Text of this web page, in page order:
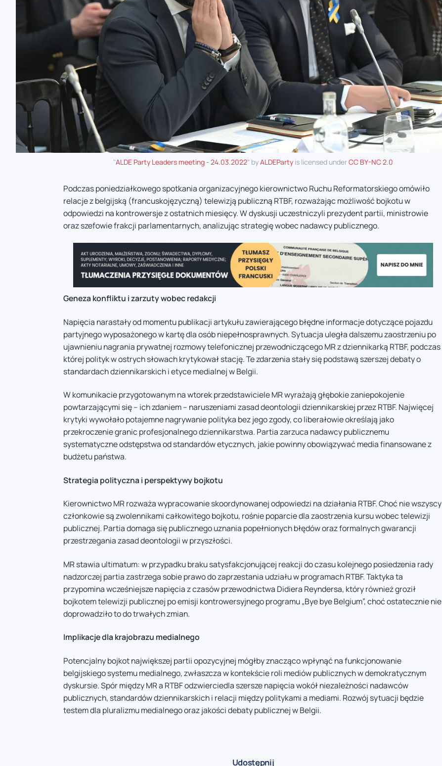
"ALDE Party Leaders meeting - 24.03.2022" byALDEParty is licensed underCC BY-NC 2.0
Podczas poniedziałkowego spotkania organizacyjnego kierownictwo Ruchu Reformatorskiego omówiło
relacje z belgijską (francuskojęzyczną) telewizją publiczną RTBF, rozważając możliwość bojkotu w
odpowiedzi na kontrowersje z ostatnich miesięcy. W dyskusji uczestniczyli prezydent partii, ministrowie
oraz szefowie frakcji parlamentarnych, analizując strategię wobec nadawcy publicznego.
Geneza konfliktu i zarzuty wobec redakcji
Napięcia narastały od momentu publikacji artykułu zawierającego błędne informacje dotyczące pojazdu
partyjnego wyposażonego w kartę dla osób niepełnosprawnych. Sytuacja uległa dalszemu zaostrzeniu po
ujawnieniu nagrania prywatnej rozmowy telefonicznej przewodniczącego MR z dziennikarką RTBF, podczas
której polityk w ostrych słowach krytykował stację. Te zdarzenia stały się podstawą szerszej debaty o
standardach dziennikarskich i etyce medialnej w Belgii.
W komunikacie przygotowanym na wtorek przedstawiciele MR wyrażają głębokie zaniepokojenie
powtarzającymi się – ich zdaniem – naruszeniami zasad deontologii dziennikarskiej przez RTBF. Najwięcej
krytyki wywołało potajemne nagrywanie polityka bez jego zgody, co liberałowie określają jako
przekroczenie granic profesjonalnego dziennikarstwa. Partia zarzuca nadawcy publicznemu
systematyczne odstępstwa od standardów etycznych, jakie powinny obowiązywać media finansowane z
budżetu państwa.
Strategia polityczna i perspektywy bojkotu
Kierownictwo MR rozważa wypracowanie skoordynowanej odpowiedzi na działania RTBF. Choć nie wszyscy
członkowie są zwolennikami całkowitego bojkotu, rośnie poparcie dla zaostrzenia kursu wobec telewizji
publicznej. Partia domaga się publicznego uznania popełnionych błędów oraz formalnych gwarancji
przestrzegania zasad deontologii w przyszłości.
MR stawia ultimatum: w przypadku braku satysfakcjonującej reakcji do czasu kolejnego posiedzenia rady
nadzorczej partia zastrzega sobie prawo do zaprzestania udziału w programach RTBF. Taktyka ta
przypomina wcześniejsze napięcia z czasów przewodnictwa Didiera Reyndersa, który również groził
bojkotem telewizji publicznej po emisji kontrowersyjnego programu „Bye bye Belgium”, choć ostatecznie nie
doprowadziło to do trwałych zmian.
Implikacje dla krajobrazu medialnego
Potencjalny bojkot największej partii opozycyjnej mógłby znacząco wpłynąć na funkcjonowanie
belgijskiego systemu medialnego, zwłaszcza w kontekście roli mediów publicznych w demokratycznym
dyskursie. Spór między MR a RTBF odzwierciedla szersze napięcia wokół niezależności nadawców
publicznych, standardów dziennikarskich i relacji między politykami a mediami. Rozwój sytuacji będzie
testem dla pluralizmu medialnego oraz jakości debaty publicznej w Belgii.
Udostępnij